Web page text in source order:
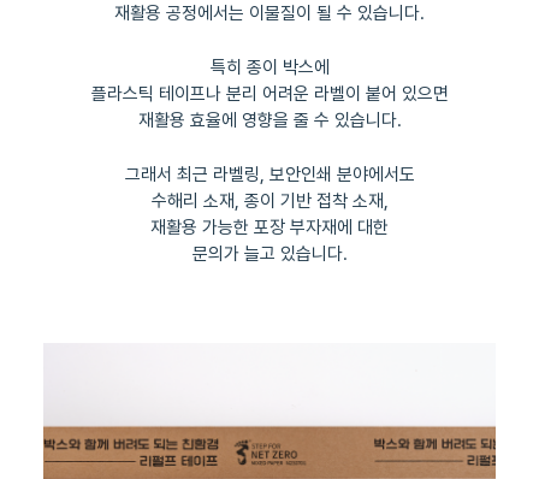
재활용 공정에서는 이물질이 될 수 있습니다.
특히 종이 박스에
플라스틱 테이프나 분리 어려운 라벨이 붙어 있으면
재활용 효율에 영향을 줄 수 있습니다.
그래서 최근 라벨링, 보안인쇄 분야에서도
수해리 소재, 종이 기반 접착 소재,
재활용 가능한 포장 부자재에 대한
문의가 늘고 있습니다.